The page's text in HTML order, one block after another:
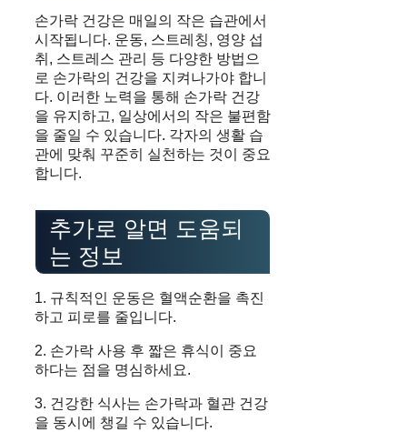
손가락 건강은 매일의 작은 습관에서
시작됩니다. 운동, 스트레칭, 영양 섭
취, 스트레스 관리 등 다양한 방법으
로 손가락의 건강을 지켜나가야 합니
다. 이러한 노력을 통해 손가락 건강
을 유지하고, 일상에서의 작은 불편함
을 줄일 수 있습니다. 각자의 생활 습
관에 맞춰 꾸준히 실천하는 것이 중요
합니다.
추가로 알면 도움되
는 정보
1. 규칙적인 운동은 혈액순환을 촉진
하고 피로를 줄입니다.
2. 손가락 사용 후 짧은 휴식이 중요
하다는 점을 명심하세요.
3. 건강한 식사는 손가락과 혈관 건강
을 동시에 챙길 수 있습니다.